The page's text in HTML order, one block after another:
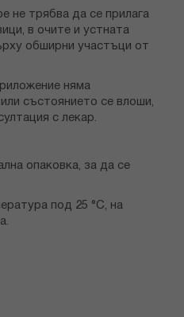
не трябва да се прилага
в очите и устната
обширни участъци от
няма
състоянието се влоши,
с лекар.
опаковка, за да се
под 25 °С, на